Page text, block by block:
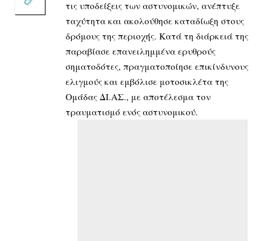
τις υποδείξεις των αστυνομικών, ανέπτυξε
ταχύτητα και ακολούθησε καταδίωξη στους
δρόμους της περιοχής. Κατά τη διάρκειά της
παραβίασε επανειλημμένα ερυθρούς
σηματοδότες, πραγματοποίησε επικίνδυνους
ελιγμούς και εμβόλισε μοτοσικλέτα της
Ομάδας ΔΙ.ΑΣ., με αποτέλεσμα τον
τραυματισμό ενός αστυνομικού.